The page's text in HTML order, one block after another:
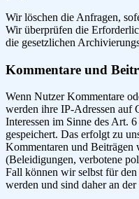
Wir löschen die Anfragen,
Wir überprüfen die
die gesetzlichen
Kommentare und
Wenn Nutzer Kommentare
werden ihre IP-Adressen auf
Interessen im Sinne des Art.
gespeichert. Das erfolgt zu
Kommentaren und Beiträgen
(Beleidigungen, verbotene
Fall können wir selbst für
werden und sind daher an